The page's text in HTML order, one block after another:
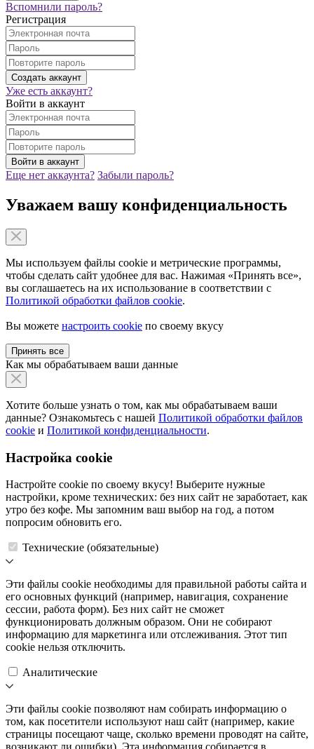
Вспомнили пароль?
Регистрация
Уже есть аккаунт?
Войти в аккаунт
Еще нет аккаунта? Забыли пароль?
Уважаем вашу конфиденциальность
Мы используем файлы cookie и метрические программы,
чтобы сделать сайт удобнее для вас. Нажимая «Принять все»,
вы соглашаетесь на их использование в соответствии с
Политикой обработки файлов cookie.
Вы можете настроить cookie по своему вкусу
Принять все
Как мы обрабатываем ваши данные
Хотите больше узнать о том, как мы обрабатываем ваши
данные? Ознакомьтесь с нашей Политикой обработки файлов
cookie и Политикой конфиденциальности.
Настройка cookie
Настройте cookie по своему вкусу! Выберите нужные
настройки, кроме технических: без них сайт не заработает, как
утро без кофе. Мы запомним ваш выбор на год, а потом
попросим обновить его.
Технические (обязательные)
Эти файлы cookie необходимы для правильной работы сайта и
его основных функций (например, навигация, сохранение
сессии, работа форм). Без них сайт не сможет
функционировать должным образом. Они не собирают
информацию для маркетинга или отслеживания. Этот тип
cookie нельзя отключить.
Аналитические
Эти файлы cookie позволяют нам собирать информацию о
том, как посетители используют наш сайт (например, какие
страницы посещают чаще, сколько времени проводят на сайте,